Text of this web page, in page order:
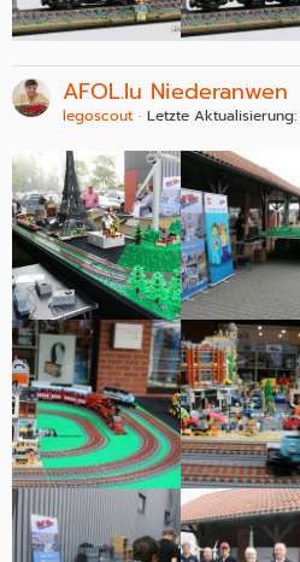
AFOL.lu Niederanwen
legoscout Letzte Aktualisierung: